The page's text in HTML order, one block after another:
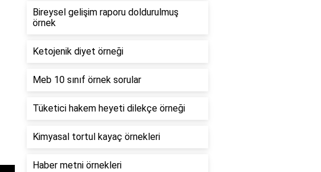
Bireysel gelişim raporu doldurulmuş
örnek
Ketojenik diyet örneği
Meb 10 sınıf örnek sorular
Tüketici hakem heyeti dilekçe örneği
Kimyasal tortul kayaç örnekleri
Haber metni örnekleri